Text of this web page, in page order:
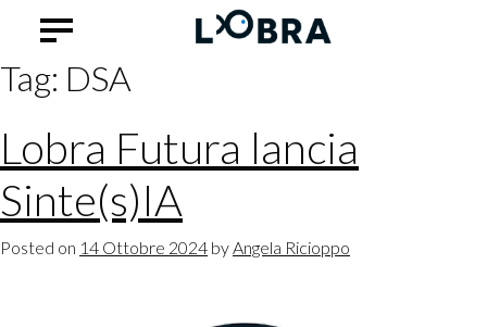
Tag: DSA
Lobra Futura lancia
Sinte(s)IA
Posted on 14 Ottobre 2024 byAngela Ricioppo